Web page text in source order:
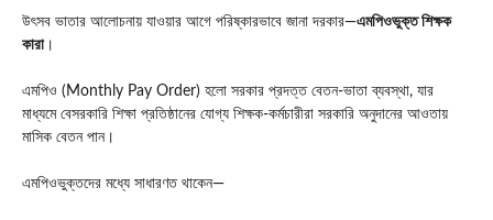
উৎসব ভাতার আলোচনায় যাওয়ার আগে পরিষ্কারভাবে জানা দরকার—এমপিওভুক্ত শিক্ষক
কারা।
এমপিও (Monthly Pay Order) হলো সরকার প্রদত্ত বেতন-ভাতা ব্যবস্থা, যার
মাধ্যমে বেসরকারি শিক্ষা প্রতিষ্ঠানের যোগ্য শিক্ষক-কর্মচারীরা সরকারি অনুদানের আওতায়
মাসিক বেতন পান।
এমপিওভুক্তদের মধ্যে সাধারণত থাকেন—